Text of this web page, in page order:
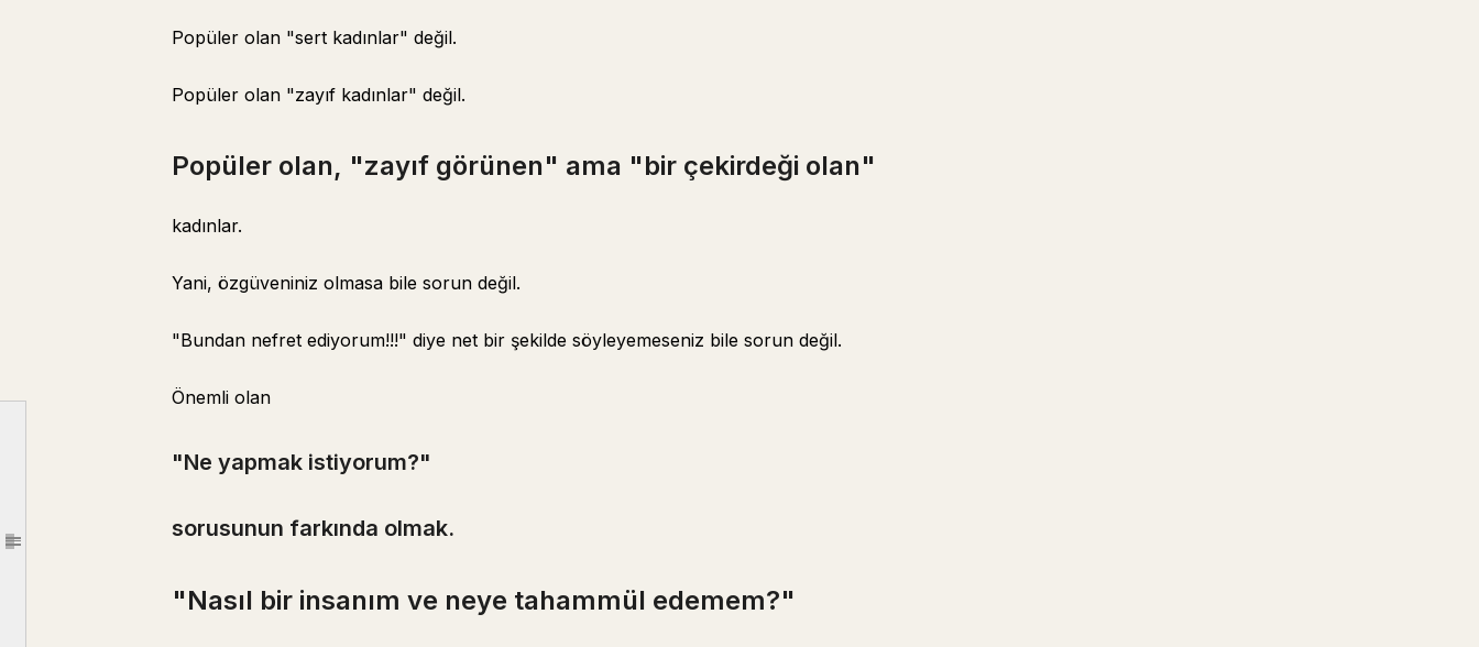
Article outline
"Fark etmez~" derken
bunu yavaş yavaş öğrenmekle ilgili.
Popüler olan "sert kadınlar" değil.
Popüler olan "zayıf kadınlar" değil.
Popüler olan, "zayıf görünen" ama "bir çekirdeği olan"
kadınlar.
Yani, özgüveniniz olmasa bile sorun değil.
"Bundan nefret ediyorum!!!" diye net bir şekilde söyleyemeseniz bile sorun değil.
Önemli olan
"Ne yapmak istiyorum?"
sorusunun farkında olmak.
"Nasıl bir insanım ve neye tahammül edemem?"